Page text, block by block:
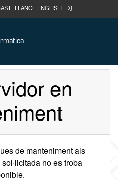
ENGLISH login
en
de manteniment als
no es troba